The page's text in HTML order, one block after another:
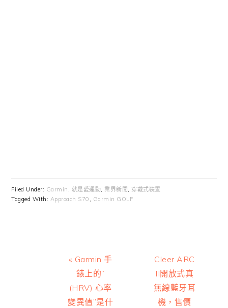
Filed Under: Garmin , 就是愛運動, 業界新聞 , 穿戴式裝置
Tagged With: Approach S70 , Garmin GOLF
Previous
Post:
« Garmin 手
錶上的”
(HRV) 心率
變異值”是什
Next
Post:
Cleer ARC
II開放式真
無線藍牙耳
機，售價